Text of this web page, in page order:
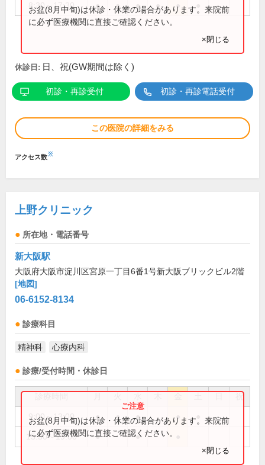
8:30～17:30 ● ● ● ● ●
お盆(8月中旬)は休診・休業の場合があります。来院前
に必ず医療機関に直接ご確認ください。
×閉じる
休診日: 日、祝(GW期間は除く)
初診・再診受付 初診・再診電話受付
この医院の詳細をみる
アクセス数※
上野クリニック
所在地・電話番号
新大阪駅
大阪府大阪市淀川区宮原一丁目6番1号新大阪ブリックビル2階
[地図]
06-6152-8134
診療科目
精神科 心療内科
診療/受付時間・休診日
祝
9:00～13:00 ● ● ● ●
15:30～19:00 ● ●
お盆(8月中旬)は休診・休業の場合があります。来院前
に必ず医療機関に直接ご確認ください。
×閉じる